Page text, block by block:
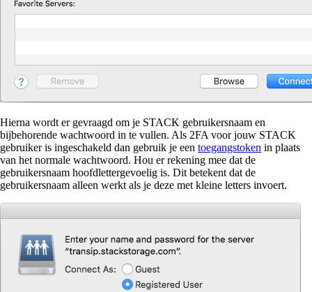
Hierna wordt er gevraagd om je STACK gebruikersnaam en
bijbehorende wachtwoord in te vullen. Als 2FA voor jouw STACK
gebruiker is ingeschakeld dan gebruik je een toegangstoken in plaats
van het normale wachtwoord. Hou er rekening mee dat de
gebruikersnaam hoofdlettergevoelig is. Dit betekent dat de
gebruikersnaam alleen werkt als je deze met kleine letters invoert.